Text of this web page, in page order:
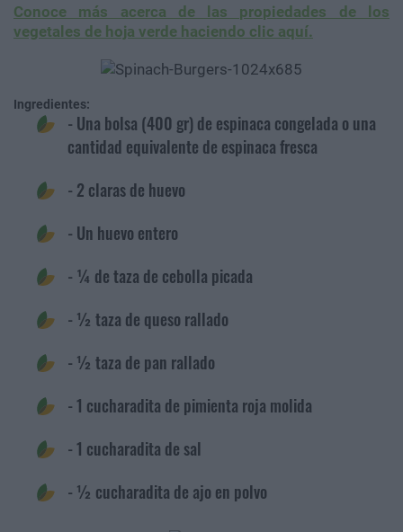
Conoce más acerca de las propiedades de los
vegetales de hoja verde haciendo clic aquí.
Ingredientes:
- Una bolsa (400 gr) de espinaca congelada o una
cantidad equivalente de espinaca fresca
- 2 claras de huevo
- Un huevo entero
- ¼ de taza de cebolla picada
- ½ taza de queso rallado
- ½ taza de pan rallado
- 1 cucharadita de pimienta roja molida
- 1 cucharadita de sal
- ½ cucharadita de ajo en polvo